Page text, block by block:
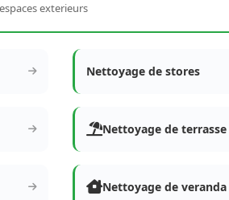
exterieurs
Nettoyage de stores
Nettoyage de terrasse
Nettoyage de veranda